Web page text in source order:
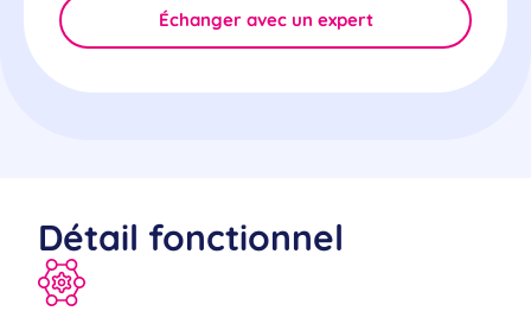
Échanger avec un expert
Détail fonctionnel